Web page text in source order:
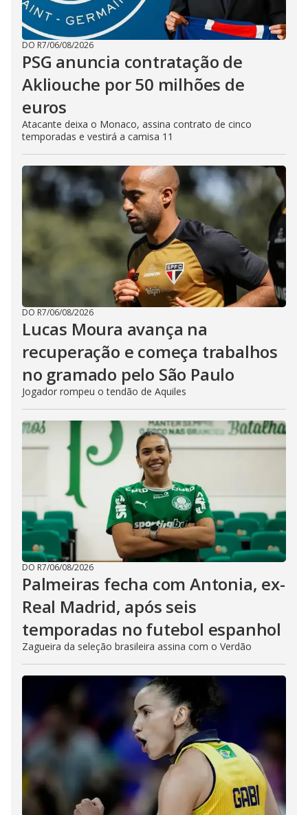
DO R7/06/08/2026
PSG anuncia contratação de
Akliouche por 50 milhões de
euros
Atacante deixa o Monaco, assina contrato de cinco
temporadas e vestirá a camisa 11
DO R7/06/08/2026
Lucas Moura avança na
recuperação e começa trabalhos
no gramado pelo São Paulo
Jogador rompeu o tendão de Aquiles
DO R7/06/08/2026
Palmeiras fecha com Antonia, ex-
Real Madrid, após seis
temporadas no futebol espanhol
Zagueira da seleção brasileira assina com o Verdão